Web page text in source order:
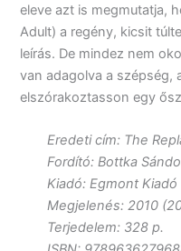
eleve azt is megmutatja,
Adult) a regény, kicsit
leírás. De mindez nem
van adagolva a szépség,
elszórakoztasson egy
Eredeti cím: The
Fordító: Bottka
Kiadó: Egmont Kiadó
Megjelenés: 2010
Terjedelem: 328 p.